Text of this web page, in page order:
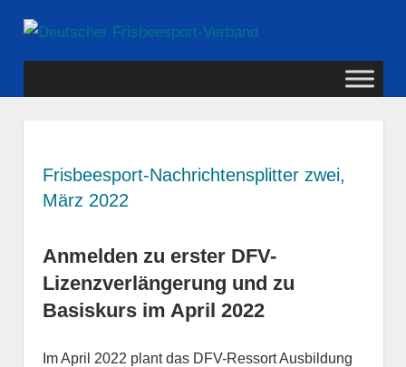
Inhalt
springen
Frisbeesport-
Frisbeesport-Nachrichtensplitter zwei,
März 2022
Anmelden zu erster DFV-
Lizenzverlängerung und zu
Basiskurs im April 2022
Im April 2022 plant das DFV-Ressort Ausbildung